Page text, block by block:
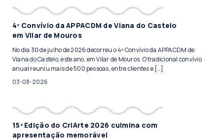
4º Convívio da APPACDM de Viana do Castelo
em Vilar de Mouros
No dia 30 de julho de 2026 decorreu o 4º Convívio da APPACDM de
Viana do Castelo, este ano, em Vilar de Mouros. O tradicional convívio
anual reuniu mais de 500 pessoas, entre clientes e […]
03-08-2026
15ª Edição do CriArte 2026 culmina com
apresentação memorável